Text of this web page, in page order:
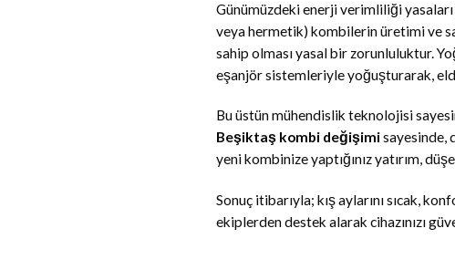
Günümüzdeki enerji verimliliği
veya hermetik) kombilerin üretimi ve
sahip olması yasal bir zorunluluktur.
eşanjör sistemleriyle yoğuşturarak,
Bu üstün mühendislik teknolojisi
Beşiktaş kombi değişimisayesinde,
yeni kombinize yaptığınız yatırım,
Sonuç itibarıyla; kış aylarını sıcak,
ekiplerden destek alarak cihazınızı